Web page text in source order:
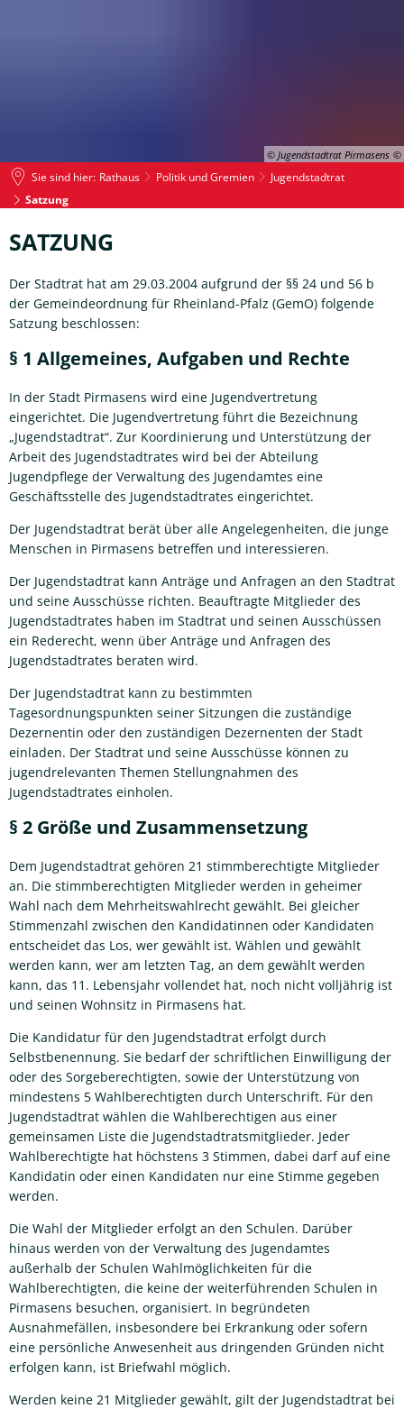
© Jugendstadtrat Pirmasens
Sie sind hier: Rathaus Politik und Gremien
Jugendstadtrat
Satzung
Satzung
SATZUNG
Der Stadtrat hat am 29.03.2004 aufgrund der §§ 24 und 56 b
der Gemeindeordnung für Rheinland-Pfalz (GemO) folgende
Satzung beschlossen:
§ 1 Allgemeines, Aufgaben und Rechte
In der Stadt Pirmasens wird eine Jugendvertretung
eingerichtet. Die Jugendvertretung führt die Bezeichnung
„Jugendstadtrat“. Zur Koordinierung und Unterstützung der
Arbeit des Jugendstadtrates wird bei der Abteilung
Jugendpflege der Verwaltung des Jugendamtes eine
Geschäftsstelle des Jugendstadtrates eingerichtet.
Der Jugendstadtrat berät über alle Angelegenheiten, die junge
Menschen in Pirmasens betreffen und interessieren.
Der Jugendstadtrat kann Anträge und Anfragen an den Stadtrat
und seine Ausschüsse richten. Beauftragte Mitglieder des
Jugendstadtrates haben im Stadtrat und seinen Ausschüssen
ein Rederecht, wenn über Anträge und Anfragen des
Jugendstadtrates beraten wird.
Der Jugendstadtrat kann zu bestimmten
Tagesordnungspunkten seiner Sitzungen die zuständige
Dezernentin oder den zuständigen Dezernenten der Stadt
einladen. Der Stadtrat und seine Ausschüsse können zu
jugendrelevanten Themen Stellungnahmen des
Jugendstadtrates einholen.
§ 2 Größe und Zusammensetzung
Dem Jugendstadtrat gehören 21 stimmberechtigte Mitglieder
an. Die stimmberechtigten Mitglieder werden in geheimer
Wahl nach dem Mehrheitswahlrecht gewählt. Bei gleicher
Stimmenzahl zwischen den Kandidatinnen oder Kandidaten
entscheidet das Los, wer gewählt ist. Wählen und gewählt
werden kann, wer am letzten Tag, an dem gewählt werden
kann, das 11. Lebensjahr vollendet hat, noch nicht volljährig ist
und seinen Wohnsitz in Pirmasens hat.
Die Kandidatur für den Jugendstadtrat erfolgt durch
Selbstbenennung. Sie bedarf der schriftlichen Einwilligung der
oder des Sorgeberechtigten, sowie der Unterstützung von
mindestens 5 Wahlberechtigten durch Unterschrift. Für den
Jugendstadtrat wählen die Wahlberechtigen aus einer
gemeinsamen Liste die Jugendstadtratsmitglieder. Jeder
Wahlberechtigte hat höchstens 3 Stimmen, dabei darf auf eine
Kandidatin oder einen Kandidaten nur eine Stimme gegeben
werden.
Die Wahl der Mitglieder erfolgt an den Schulen. Darüber
hinaus werden von der Verwaltung des Jugendamtes
außerhalb der Schulen Wahlmöglichkeiten für die
Wahlberechtigten, die keine der weiterführenden Schulen in
Pirmasens besuchen, organisiert. In begründeten
Ausnahmefällen, insbesondere bei Erkrankung oder sofern
eine persönliche Anwesenheit aus dringenden Gründen nicht
erfolgen kann, ist Briefwahl möglich.
Werden keine 21 Mitglieder gewählt, gilt der Jugendstadtrat bei